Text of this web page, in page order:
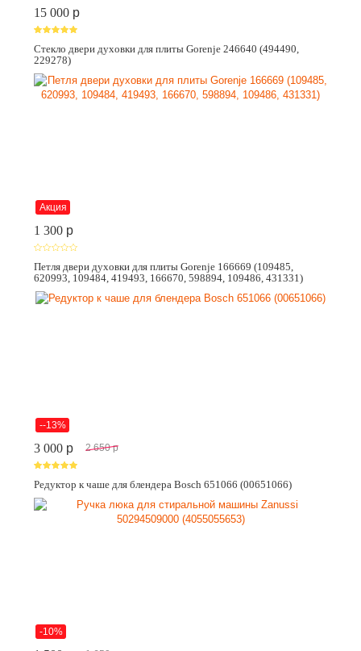
15 000 p
Стекло двери духовки для плиты Gorenje 246640 (494490,
229278)
Акция
1 300 p
Петля двери духовки для плиты Gorenje 166669 (109485,
620993, 109484, 419493, 166670, 598894, 109486, 431331)
--13%
3 000 p 2 650 p
Редуктор к чаше для блендера Bosch 651066 (00651066)
-10%